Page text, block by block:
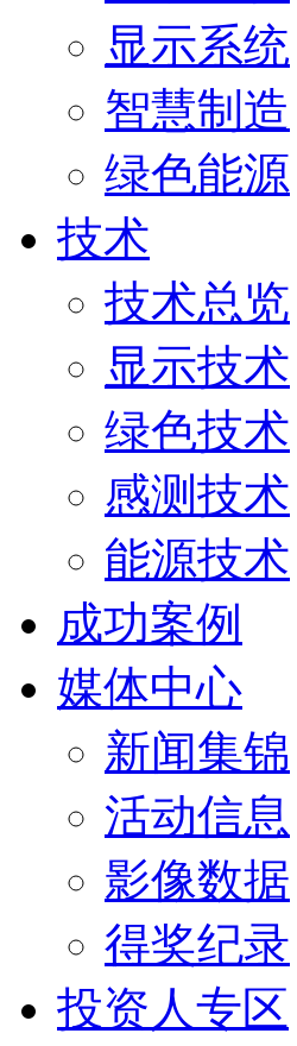
显示系统
智慧制造
绿色能源
技术
技术总览
显示技术
绿色技术
感测技术
能源技术
成功案例
媒体中心
新闻集锦
活动信息
影像数据
得奖纪录
投资人专区